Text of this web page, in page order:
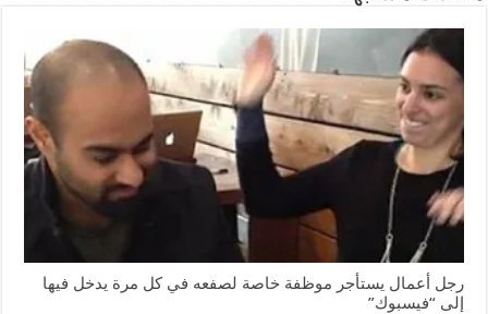
رجل أعمال يستأجر موظفة خاصة لصفعه في كل مرة يدخل فيها
إلى “فيسبوك”